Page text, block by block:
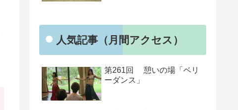
人気記事（月間アクセス）
第261回 憩いの場「ベリ
ーダンス」